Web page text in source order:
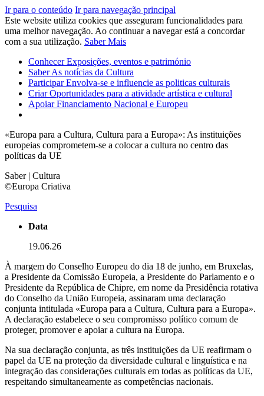
Ir para o conteúdo Ir para navegação principal
Este website utiliza cookies que asseguram funcionalidades para
uma melhor navegação. Ao continuar a navegar está a concordar
com a sua utilização. Saber Mais
ConhecerExposições, eventos e património
SaberAs notícias da Cultura
ParticiparEnvolva-se e influencie as politicas culturais
CriarOportunidades para a atividade artística e cultural
ApoiarFinanciamento Nacional e Europeu
«Europa para a Cultura, Cultura para a Europa»: As instituições
europeias comprometem-se a colocar a cultura no centro das
políticas da UE
Saber | Cultura
©Europa Criativa
Pesquisa
Data
19.06.26
À margem do Conselho Europeu do dia 18 de junho, em Bruxelas,
a Presidente da Comissão Europeia, a Presidente do Parlamento e o
Presidente da República de Chipre, em nome da Presidência rotativa
do Conselho da União Europeia, assinaram uma declaração
conjunta intitulada «Europa para a Cultura, Cultura para a Europa».
A declaração estabelece o seu compromisso político comum de
proteger, promover e apoiar a cultura na Europa.
Na sua declaração conjunta, as três instituições da UE reafirmam o
papel da UE na proteção da diversidade cultural e linguística e na
integração das considerações culturais em todas as políticas da UE,
respeitando simultaneamente as competências nacionais.